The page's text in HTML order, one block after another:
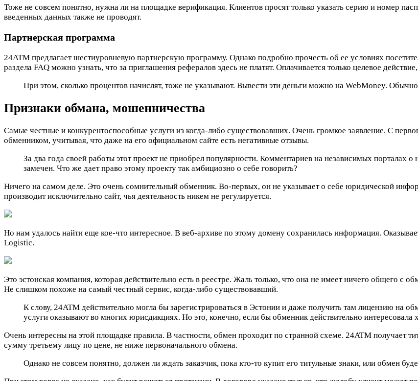
Тоже не совсем понятно, нужна ли на площадке верификация. Клиентов просят только указать серию и номер
введенных данных также не проводят.
Партнерская программа
24ATM предлагает шестиуровневую партнерскую программу. Однако подробно прочесть об ее условиях
раздела FAQ можно узнать, что за приглашения рефералов здесь не платят. Оплачивается только целевое
При этом, сколько процентов начислят, тоже не указывают. Вывести эти деньги можно на WebMoney.
Признаки обмана, мошенничества
Самые честные и конкурентоспособные услуги из когда-либо существовавших. Очень громкое заявление. С
обменником, учитывая, что даже на его официальном сайте есть негативные отзывы.
За два года своей работы этот проект не приобрел популярности. Комментариев на независимых
замечен. Что же дает право этому проекту так амбициозно о себе говорить?
Ничего на самом деле. Это очень сомнительный обменник. Во-первых, он не указывает о себе юридической
производит исключительно сайт, чья деятельность никем не регулируется.
Но нам удалось найти еще кое-что интересное. В веб-архиве по этому домену сохранилась информация.
Logistic.
Это эстонская компания, которая действительно есть в реестре. Жаль только, что она не имеет ничего общего с
Не слишком похоже на самый честный сервис, когда-либо существовавший.
К слову, 24ATM действительно могла бы зарегистрироваться в Эстонии и даже получить там лицензию на
услуги оказывают во многих юрисдикциях. Но это, конечно, если бы обменник действительно интересовала
Очень интересны на этой площадке правила. В частности, обмен проходит по странной схеме. 24ATM получает
сумму третьему лицу по цене, не ниже первоначального обмена.
Однако не совсем понятно, должен ли ждать заказчик, пока кто-то купит его титульные знаки, или обмен